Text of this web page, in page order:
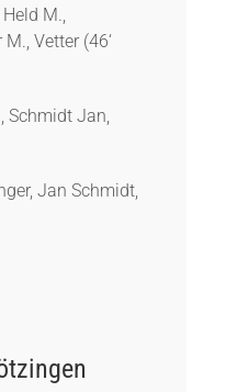
M.,
Vetter (46‘
Schmidt Jan,
Jan Schmidt,